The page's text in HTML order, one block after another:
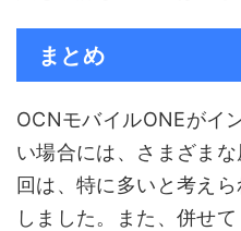
まとめ
OCNモバイルONEがイ
い場合には、さまざま
回は、特に多いと考え
しました。また、併せ